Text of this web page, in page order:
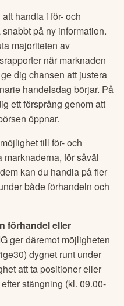
handla i för- och
på ny information.
majoriteten av
när marknaden
dig chansen att justera
handelsdag börjar. På
ett försprång genom att
öppnar.
till för- och
för såväl
kan du handla på fler
både förhandeln och
förhandel eller
ger däremot möjligheten
dygnet runt under
att ta positioner eller
stängning (kl. 09.00-